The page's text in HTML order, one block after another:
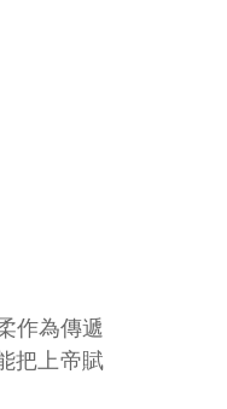
作為傳遞
把上帝賦